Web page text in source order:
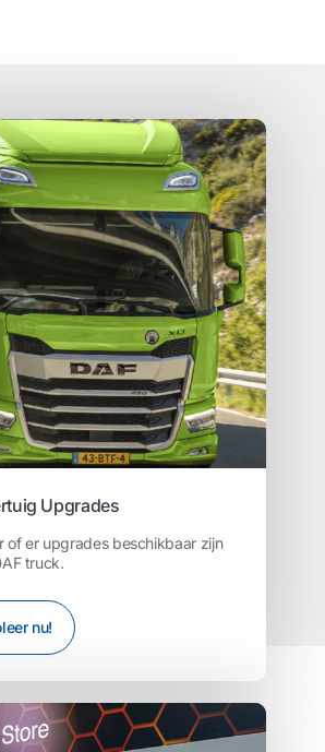
Upgrades
of er upgrades beschikbaar zijn
truck.
nu!